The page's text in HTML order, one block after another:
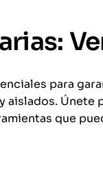
para
aislados. Únete
que